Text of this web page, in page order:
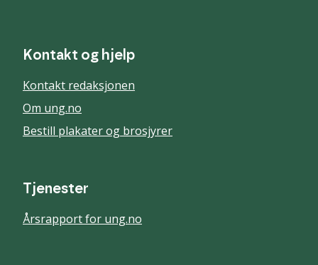
Kontakt og hjelp
Kontakt redaksjonen
Om ung.no
Bestill plakater og brosjyrer
Tjenester
Årsrapport for ung.no